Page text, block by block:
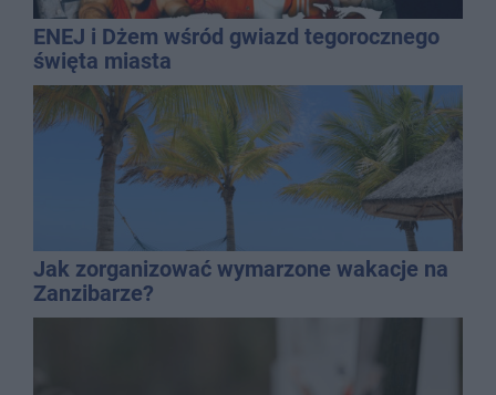
ENEJ i Dżem wśród gwiazd tegorocznego
święta miasta
Jak zorganizować wymarzone wakacje na
Zanzibarze?